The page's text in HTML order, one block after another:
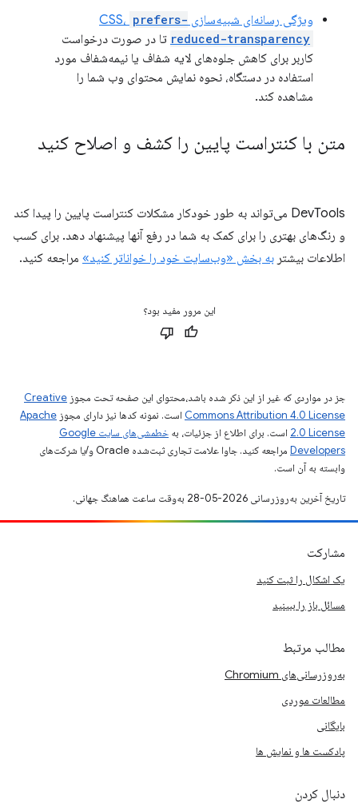
ویژگی رسانه‌ای شبیه‌سازی CSS، prefers-
reduced-transparency تا در صورت درخواست
کاربر برای کاهش جلوه‌های لایه شفاف یا نیمه‌شفاف مورد
استفاده در دستگاه، نحوه نمایش محتوای وب شما را
مشاهده کند.
متن با کنتراست پایین را کشف و اصلاح کنید
DevTools می‌تواند به طور خودکار مشکلات کنتراست پایین را پیدا کند
و رنگ‌های بهتری را برای کمک به شما در رفع آنها پیشنهاد دهد. برای کسب
اطلاعات بیشتر به بخش «وب‌سایت خود را خواناتر کنید» مراجعه کنید.
این مرور مفید بود؟
جز در مواردی که غیر از این ذکر شده باشد،‌محتوای این صفحه تحت مجوز Creative
Commons Attribution 4.0 License است. نمونه کدها نیز دارای مجوز Apache
2.0 License است. برای اطلاع از جزئیات، به
خطمشی‌های سایت Google
Developers‏
مراجعه کنید. جاوا علامت تجاری ثبت‌شده Oracle و/یا شرکت‌های
وابسته به آن است.
تاریخ آخرین به‌روزرسانی 2026-05-28 به‌وقت ساعت هماهنگ جهانی.
مشارکت
یک اشکال را ثبت کنید
مسائل باز را ببینید
مطالب مرتبط
به‌روزرسانی‌های Chromium
مطالعات موردی
بایگانی
پادکست ها و نمایش ها
دنبال کردن